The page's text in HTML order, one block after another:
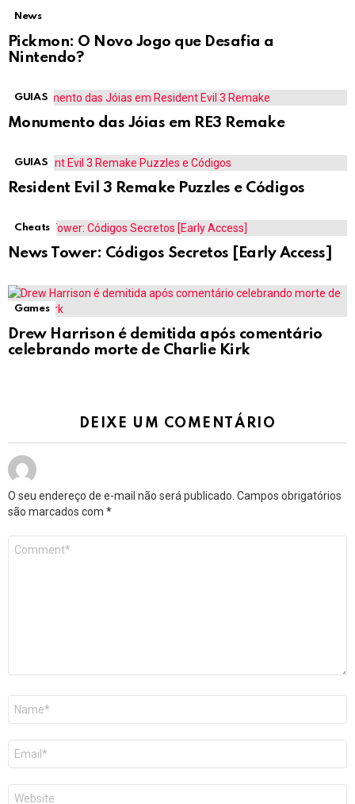
News
Pickmon: O Novo Jogo que Desafia a
Nintendo?
GUIAS
Monumento das Jóias em RE3 Remake
GUIAS
Resident Evil 3 Remake Puzzles e Códigos
Cheats
News Tower: Códigos Secretos [Early Access]
Games
Drew Harrison é demitida após comentário
celebrando morte de Charlie Kirk
DEIXE UM COMENTÁRIO
O seu endereço de e-mail não será publicado. Campos obrigatórios
são marcados com *
mail
*